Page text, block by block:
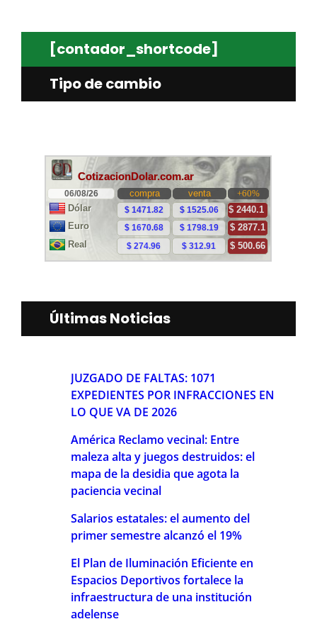
[contador_shortcode]
Tipo de cambio
Últimas Noticias
JUZGADO DE FALTAS: 1071
EXPEDIENTES POR INFRACCIONES EN
LO QUE VA DE 2026
América Reclamo vecinal: Entre
maleza alta y juegos destruidos: el
mapa de la desidia que agota la
paciencia vecinal
Salarios estatales: el aumento del
primer semestre alcanzó el 19%
El Plan de Iluminación Eficiente en
Espacios Deportivos fortalece la
infraestructura de una institución
adelense